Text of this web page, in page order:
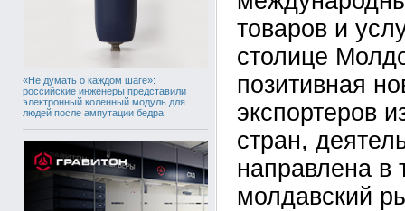
«Не думать о каждом шаге»:
российские инженеры представили
электронный коленный модуль для
людей после ампутации бедра
товаров и
столице
позитивная
экспортеров
стран,
направлена в
молдавский